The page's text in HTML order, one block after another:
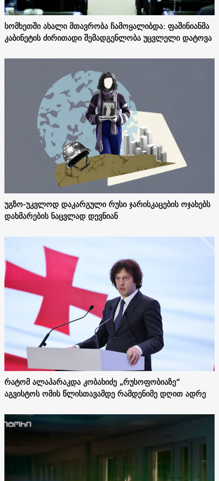
სომხეთში ახალი მთავრობა ჩამოყალიბდა: ფაშინიანმა
კაბინეტის ძირითადი შემადგენლობა უცვლელი დატოვა
უგზო-უკვლოდ დაკარგული რუსი ჯარისკაცების ოჯახებს
დახმარების ნაცვლად დევნიან
რატომ ალაპარაკდა კობახიძე „რუსოფობიაზე“
აგვისტოს ომის წლისთავამდე რამდენიმე დღით ადრე